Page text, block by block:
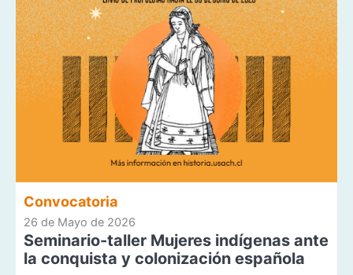
Convocatoria
26 de Mayo de 2026
Seminario-taller Mujeres indígenas ante
la conquista y colonización española